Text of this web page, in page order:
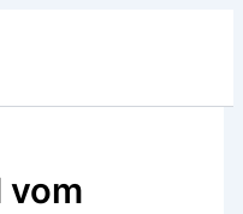
vom